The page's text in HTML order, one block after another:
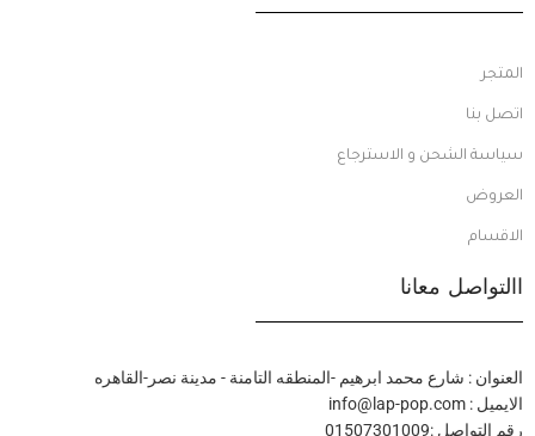
المتجر
اتصل بنا
سياسة الشحن و الاسترجاع
العروض
الاقسام
االتواصل معانا
العنوان : شارع محمد ابرهيم -المنطقه التامنة - مدينة نصر-القاهره
الايميل : info@lap-pop.com
رقم التواصل :01507301009